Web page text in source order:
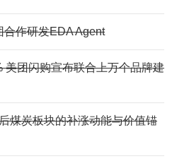
合作研发EDA Agent
美团闪购宣布联合上万个品牌建
煤炭板块的补涨动能与价值锚